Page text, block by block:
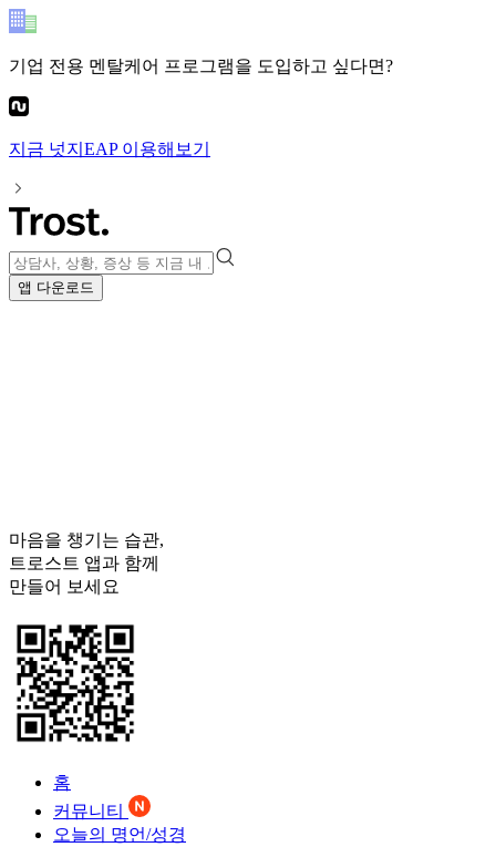
기업 전용 멘탈케어 프로그램을 도입하고 싶다면?
지금 넛지EAP이용해보기
앱 다운로드
마음을 챙기는 습관,
트로스트 앱과 함께
만들어 보세요
홈
커뮤니티
오늘의 명언/성경